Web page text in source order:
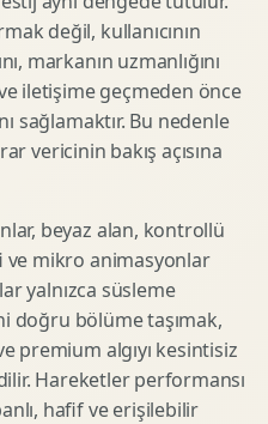
değil, kullanıcının
markanın uzmanlığını
iletişime geçmeden önce
sağlamaktır. Bu nedenle
vericinin bakış açısına
beyaz alan, kontrollü
mikro animasyonlar
yalnızca süsleme
doğru bölüme taşımak,
premium algıyı kesintisiz
Hareketler performansı
hafif ve erişilebilir